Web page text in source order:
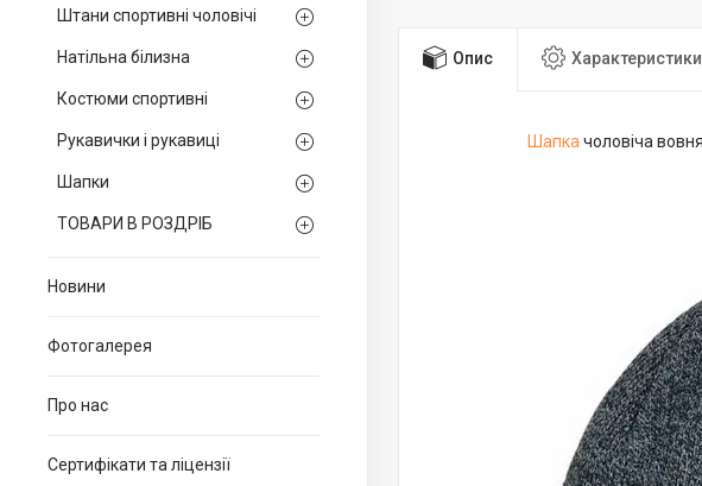
Штани спортивні чоловічі
Натільна білизна
Костюми спортивні
Рукавички і рукавиці
Шапки
ТОВАРИ В РОЗДРІБ
Новини
Фотогалерея
Про нас
Сертифікати та ліцензії
Опис Характеристики
Шапка чоловіча